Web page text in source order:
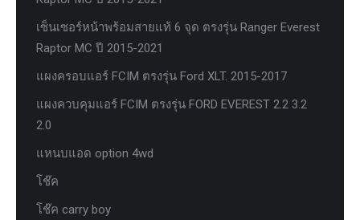
เซ็นเซอร์หน้าพร้อมสายแท้ 6 จุด ตรงรุ่น Ranger Everest
Raptor MC ปี 2015-2021
แผงครอบแอร์ FCIM ตรงรุ่น Ford XLT. 2015-2017
แผงควบคุมแอร์ FCIM ตรงรุ่น FORD EVEREST 2.2 3.2
2.0
แหนบแอด option 4wd
โช๊ค
โช๊ค carry boy